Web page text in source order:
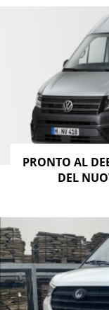
PRONTO AL
DEL